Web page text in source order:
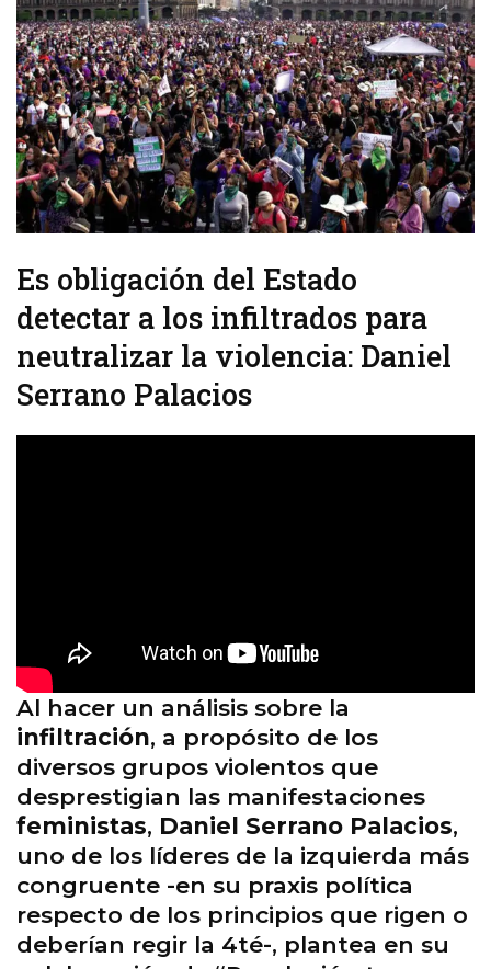
Es obligación del Estado
detectar a los infiltrados para
neutralizar la violencia: Daniel
Serrano Palacios
Al hacer un análisis sobre la
infiltración, a propósito de los
diversos grupos violentos que
desprestigian las manifestaciones
feministas, Daniel Serrano Palacios,
uno de los líderes de la izquierda más
congruente -en su praxis política
respecto de los principios que rigen o
deberían regir la 4té-, plantea en su